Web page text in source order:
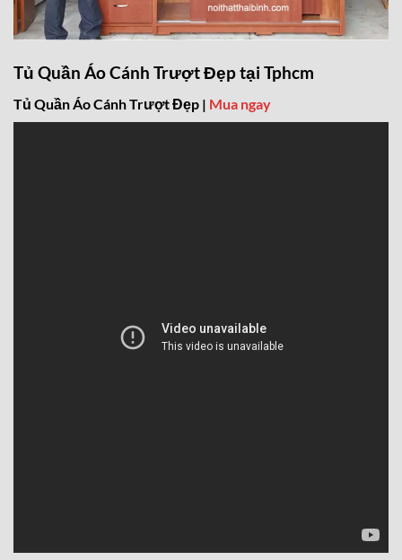
Tủ Quần Áo Cánh Trượt Đẹp tại Tphcm
Tủ Quần Áo Cánh Trượt Đẹp | Mua ngay